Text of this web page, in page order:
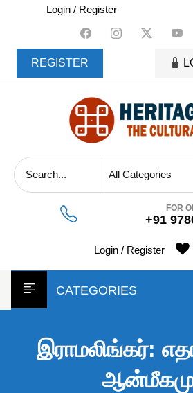
content
Login / Register
REGISTER
FOR
+91
Login / Register
CATEGORIES
இராமலிங்கர்: